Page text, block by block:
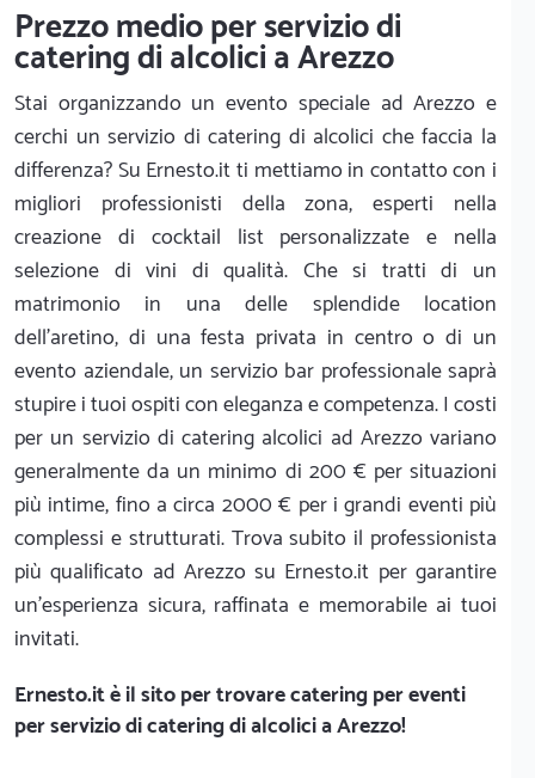
Prezzo medio per servizio di
catering di alcolici a Arezzo
Stai organizzando un evento speciale ad Arezzo e
cerchi un servizio di catering di alcolici che faccia la
differenza? Su Ernesto.it ti mettiamo in contatto con i
migliori professionisti della zona, esperti nella
creazione di cocktail list personalizzate e nella
selezione di vini di qualità. Che si tratti di un
matrimonio in una delle splendide location
dell'aretino, di una festa privata in centro o di un
evento aziendale, un servizio bar professionale saprà
stupire i tuoi ospiti con eleganza e competenza. I costi
per un servizio di catering alcolici ad Arezzo variano
generalmente da un minimo di 200 € per situazioni
più intime, fino a circa 2000 € per i grandi eventi più
complessi e strutturati. Trova subito il professionista
più qualificato ad Arezzo su Ernesto.it per garantire
un'esperienza sicura, raffinata e memorabile ai tuoi
invitati.
Ernesto.itè il sito per trovare catering per eventi
per servizio di catering di alcolici a Arezzo!